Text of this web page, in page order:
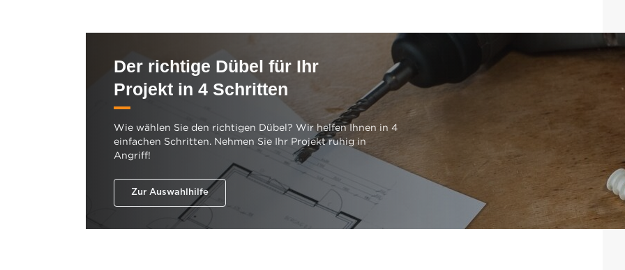
Der richtige Dübel für Ihr
Projekt in 4 Schritten
Wie wählen Sie den richtigen Dübel? Wir helfen Ihnen in 4
einfachen Schritten. Nehmen Sie Ihr Projekt ruhig in
Angriff!
Zur Auswahlhilfe